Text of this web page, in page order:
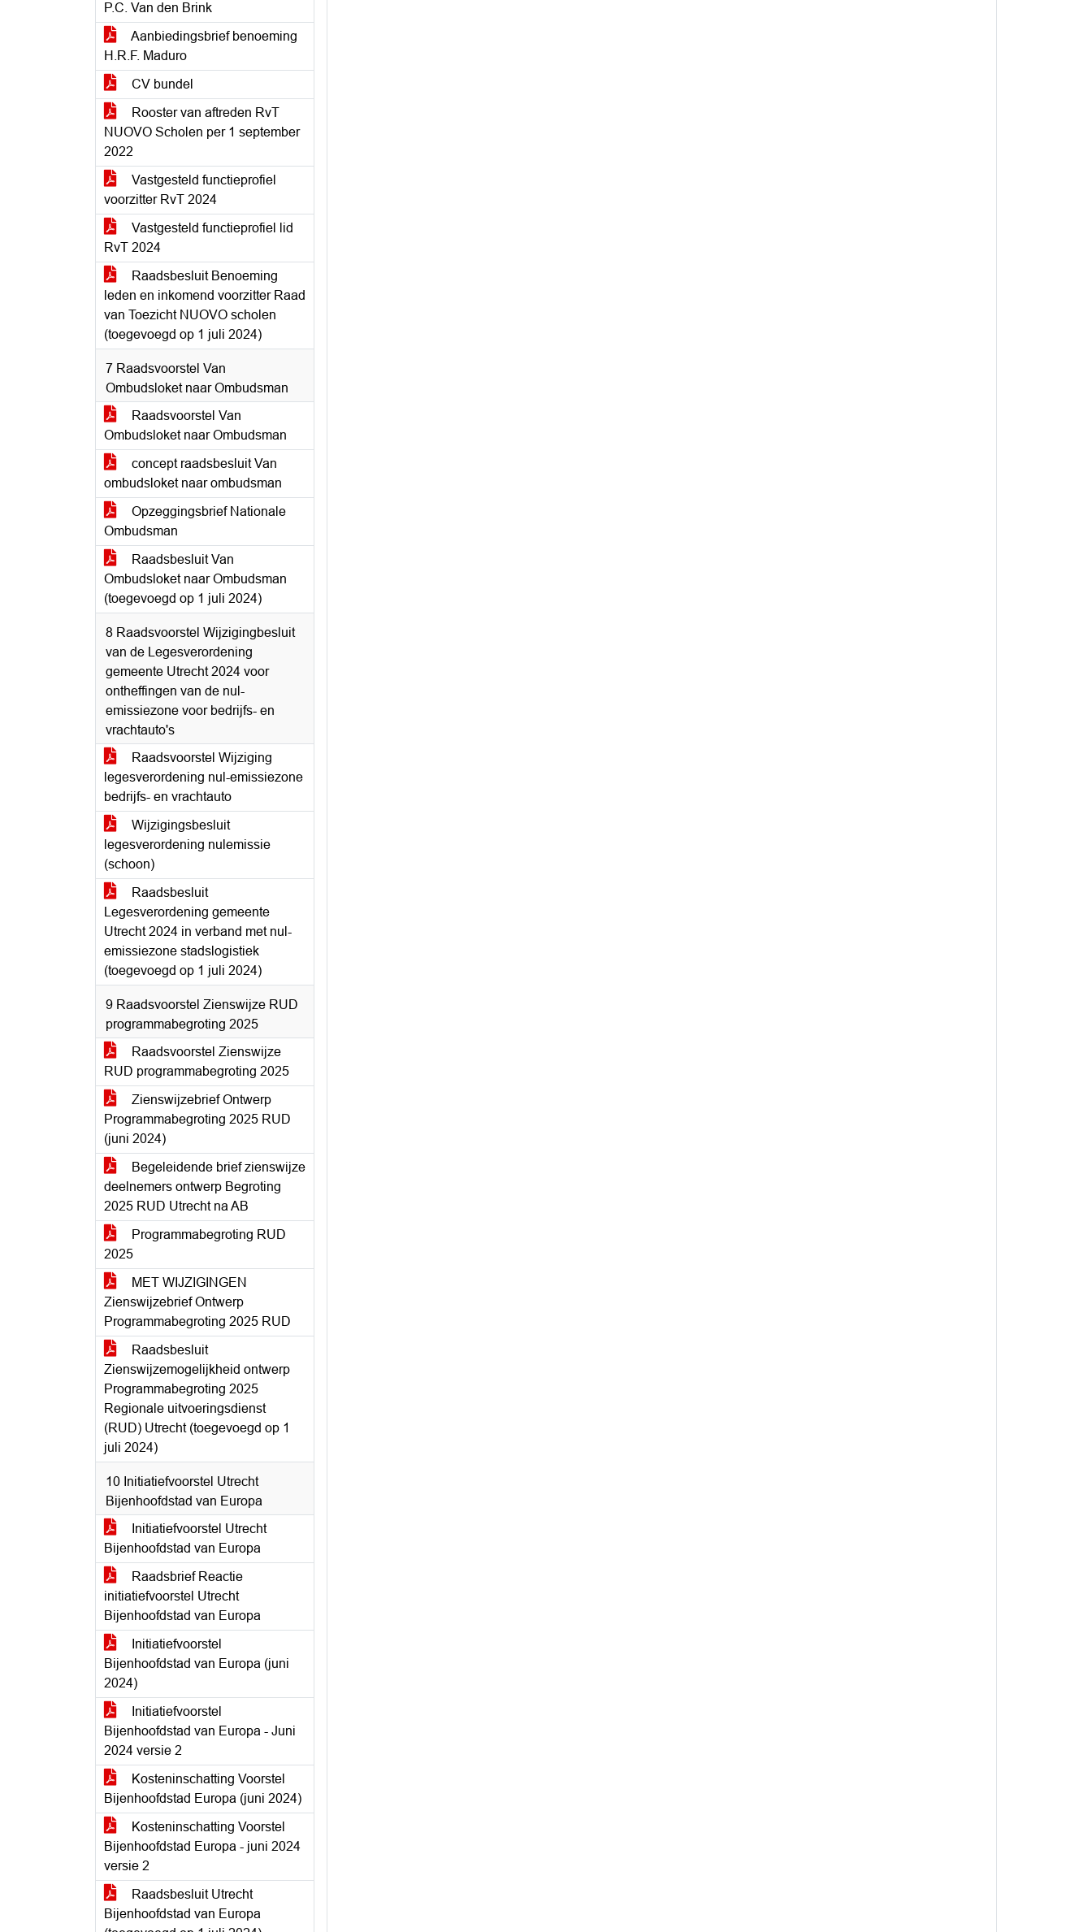
P.C. Van den Brink
Aanbiedingsbrief benoeming
H.R.F. Maduro
CV bundel
Rooster van aftreden RvT
NUOVO Scholen per 1 september
2022
Vastgesteld functieprofiel
voorzitter RvT 2024
Vastgesteld functieprofiel lid
RvT 2024
Raadsbesluit Benoeming
leden en inkomend voorzitter Raad
van Toezicht NUOVO scholen
(toegevoegd op 1 juli 2024)
7 Raadsvoorstel Van
Ombudsloket naar Ombudsman
Raadsvoorstel Van
Ombudsloket naar Ombudsman
concept raadsbesluit Van
ombudsloket naar ombudsman
Opzeggingsbrief Nationale
Ombudsman
Raadsbesluit Van
Ombudsloket naar Ombudsman
(toegevoegd op 1 juli 2024)
8 Raadsvoorstel Wijzigingbesluit
van de Legesverordening
gemeente Utrecht 2024 voor
ontheffingen van de nul-
emissiezone voor bedrijfs- en
vrachtauto's
Raadsvoorstel Wijziging
legesverordening nul-emissiezone
bedrijfs- en vrachtauto
Wijzigingsbesluit
legesverordening nulemissie
(schoon)
Raadsbesluit
Legesverordening gemeente
Utrecht 2024 in verband met nul-
emissiezone stadslogistiek
(toegevoegd op 1 juli 2024)
9 Raadsvoorstel Zienswijze RUD
programmabegroting 2025
Raadsvoorstel Zienswijze
RUD programmabegroting 2025
Zienswijzebrief Ontwerp
Programmabegroting 2025 RUD
(juni 2024)
Begeleidende brief zienswijze
deelnemers ontwerp Begroting
2025 RUD Utrecht na AB
Programmabegroting RUD
2025
MET WIJZIGINGEN
Zienswijzebrief Ontwerp
Programmabegroting 2025 RUD
Raadsbesluit
Zienswijzemogelijkheid ontwerp
Programmabegroting 2025
Regionale uitvoeringsdienst
(RUD) Utrecht (toegevoegd op 1
juli 2024)
10 Initiatiefvoorstel Utrecht
Bijenhoofdstad van Europa
Initiatiefvoorstel Utrecht
Bijenhoofdstad van Europa
Raadsbrief Reactie
initiatiefvoorstel Utrecht
Bijenhoofdstad van Europa
Initiatiefvoorstel
Bijenhoofdstad van Europa (juni
2024)
Initiatiefvoorstel
Bijenhoofdstad van Europa - Juni
2024 versie 2
Kosteninschatting Voorstel
Bijenhoofdstad Europa (juni 2024)
Kosteninschatting Voorstel
Bijenhoofdstad Europa - juni 2024
versie 2
Raadsbesluit Utrecht
Bijenhoofdstad van Europa